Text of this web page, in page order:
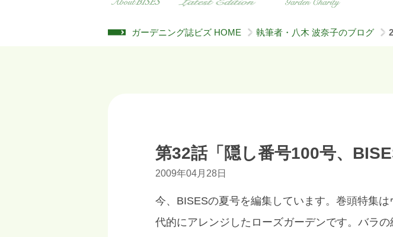
ガーデニング誌ビズ HOME > 執筆者・八木 波奈子のブログ >
第32話「隠し番号100号、
2009年04月28日
今、BISESの夏号を編集しています。巻頭特集
代的にアレンジしたローズガーデンです。バラ